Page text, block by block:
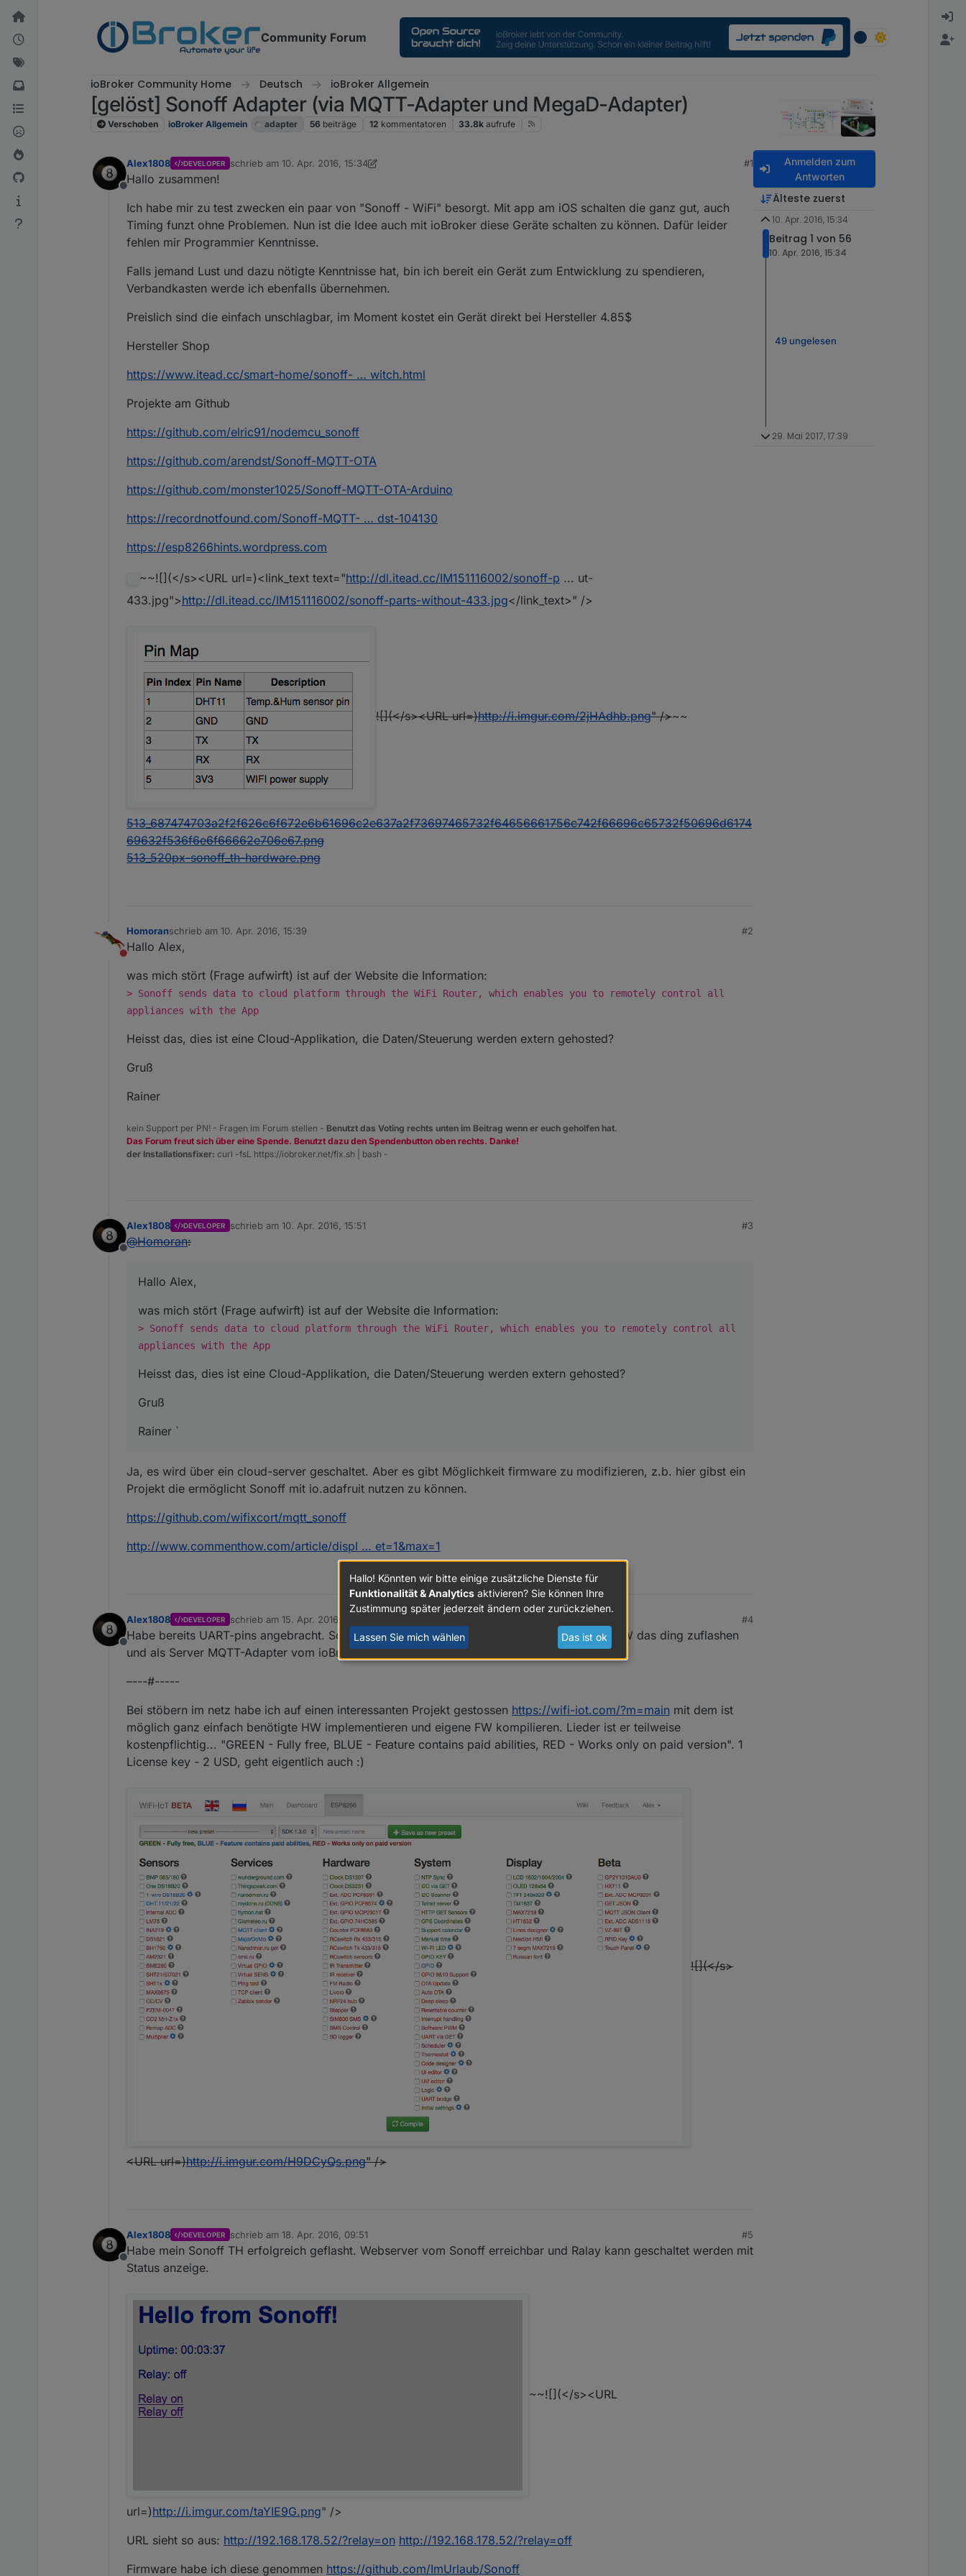
Weiter zum Inhalt
Community Forum
ioBroker Community Home Deutsch ioBroker Allgemein
[gelöst] Sonoff Adapter (via MQTT-Adapter und MegaD-Adapter)
Verschoben ioBroker Allgemein adapter 56 beiträge 12 kommentatoren 33.8k aufrufe
Offline
Alex1808 DEVELOPER schrieb am 10. Apr. 2016, 15:34
zuletzt editiert von Dutchman2. Okt. 2019, 00:52
#1
Hallo zusammen!
Ich habe mir zu test zwecken ein paar von "Sonoff - WiFi" besorgt. Mit app am iOS schalten die ganz gut, auch
Timing funzt ohne Problemen. Nun ist die Idee auch mit ioBroker diese Geräte schalten zu können. Dafür leider
fehlen mir Programmier Kenntnisse.
Falls jemand Lust und dazu nötigte Kenntnisse hat, bin ich bereit ein Gerät zum Entwicklung zu spendieren,
Verbandkasten werde ich ebenfalls übernehmen.
Preislich sind die einfach unschlagbar, im Moment kostet ein Gerät direkt bei Hersteller 4.85$
Hersteller Shop
https://www.itead.cc/smart-home/sonoff- … witch.html
Projekte am Github
https://github.com/elric91/nodemcu_sonoff
https://github.com/arendst/Sonoff-MQTT-OTA
https://github.com/monster1025/Sonoff-MQTT-OTA-Arduino
https://recordnotfound.com/Sonoff-MQTT- … dst-104130
https://esp8266hints.wordpress.com
~~![](</s><URL url=)<link_text text="http://dl.itead.cc/IM151116002/sonoff-p ... ut-
433.jpg">http://dl.itead.cc/IM151116002/sonoff-parts-without-433.jpg</link_text>" />
![](</s><URL url=)http://i.imgur.com/2jHAdhb.png" />~~
513_687474703a2f2f626c6f672e6b61696c2e637a2f73697465732f64656661756c742f66696c65732f50696d6174
69632f536f6e6f66662e706e67.png
513_520px-sonoff_th-hardware.png
Nicht stören
Homoranschrieb am 10. Apr. 2016, 15:39
zuletzt editiert von
#2
Hallo Alex,
was mich stört (Frage aufwirft) ist auf der Website die Information:
> Sonoff sends data to cloud platform through the WiFi Router, which enables you to remotely control all
appliances with the App
Heisst das, dies ist eine Cloud-Applikation, die Daten/Steuerung werden extern gehosted?
Gruß
Rainer
kein Support per PN! - Fragen im Forum stellen - Benutzt das Voting rechts unten im Beitrag wenn er euch geholfen hat.
Das Forum freut sich über eine Spende. Benutzt dazu den Spendenbutton oben rechts. Danke!
der Installationsfixer: curl -fsL https://iobroker.net/fix.sh | bash -
Offline
Alex1808 DEVELOPER schrieb am 10. Apr. 2016, 15:51
zuletzt editiert von
#3
@Homoran:
Hallo Alex,
was mich stört (Frage aufwirft) ist auf der Website die Information:
> Sonoff sends data to cloud platform through the WiFi Router, which enables you to remotely control all
appliances with the App
Heisst das, dies ist eine Cloud-Applikation, die Daten/Steuerung werden extern gehosted?
Gruß
Rainer `
Ja, es wird über ein cloud-server geschaltet. Aber es gibt Möglichkeit firmware zu modifizieren, z.b. hier gibst ein
Projekt die ermöglicht Sonoff mit io.adafruit nutzen zu können.
https://github.com/wifixcort/mqtt_sonoff
http://www.commenthow.com/article/displ … et=1&max=1
Offline
Alex1808 DEVELOPER schrieb am 15. Apr. 2016, 07:21
zuletzt editiert von
#4
Habe bereits UART-pins angebracht. Soweit ist alles klar, werde versuchen mit alternative FW das ding zuflashen
und als Server MQTT-Adapter vom ioBroker einrichten.
–---#-----
Bei stöbern im netz habe ich auf einen interessanten Projekt gestossen https://wifi-iot.com/?m=main mit dem ist
möglich ganz einfach benötigte HW implementieren und eigene FW kompilieren. Lieder ist er teilweise
kostenpflichtig... "GREEN - Fully free, BLUE - Feature contains paid abilities, RED - Works only on paid version". 1
License key - 2 USD, geht eigentlich auch :)
![](</s>
<URL url=)http://i.imgur.com/H9DCyQs.png" />
Offline
Alex1808 DEVELOPER schrieb am 18. Apr. 2016, 09:51
zuletzt editiert von
#5
Habe mein Sonoff TH erfolgreich geflasht. Webserver vom Sonoff erreichbar und Ralay kann geschaltet werden mit
Status anzeige.
~~![](</s><URL
url=)http://i.imgur.com/taYIE9G.png" />
URL sieht so aus: http://192.168.178.52/?relay=on http://192.168.178.52/?relay=off
Firmware habe ich diese genommen https://github.com/ImUrlaub/Sonoff
Anmelden zum
Antworten
Älteste zuerst
10. Apr. 2016, 15:34
Beitrag 1 von 56
10. Apr. 2016, 15:34
49 ungelesen
29. Mai 2017, 17:39
Hallo! Könnten wir bitte einige zusätzliche Dienste für
Funktionalität & Analytics aktivieren? Sie können Ihre
Zustimmung später jederzeit ändern oder zurückziehen.
Lassen Sie mich wählen Das ist ok